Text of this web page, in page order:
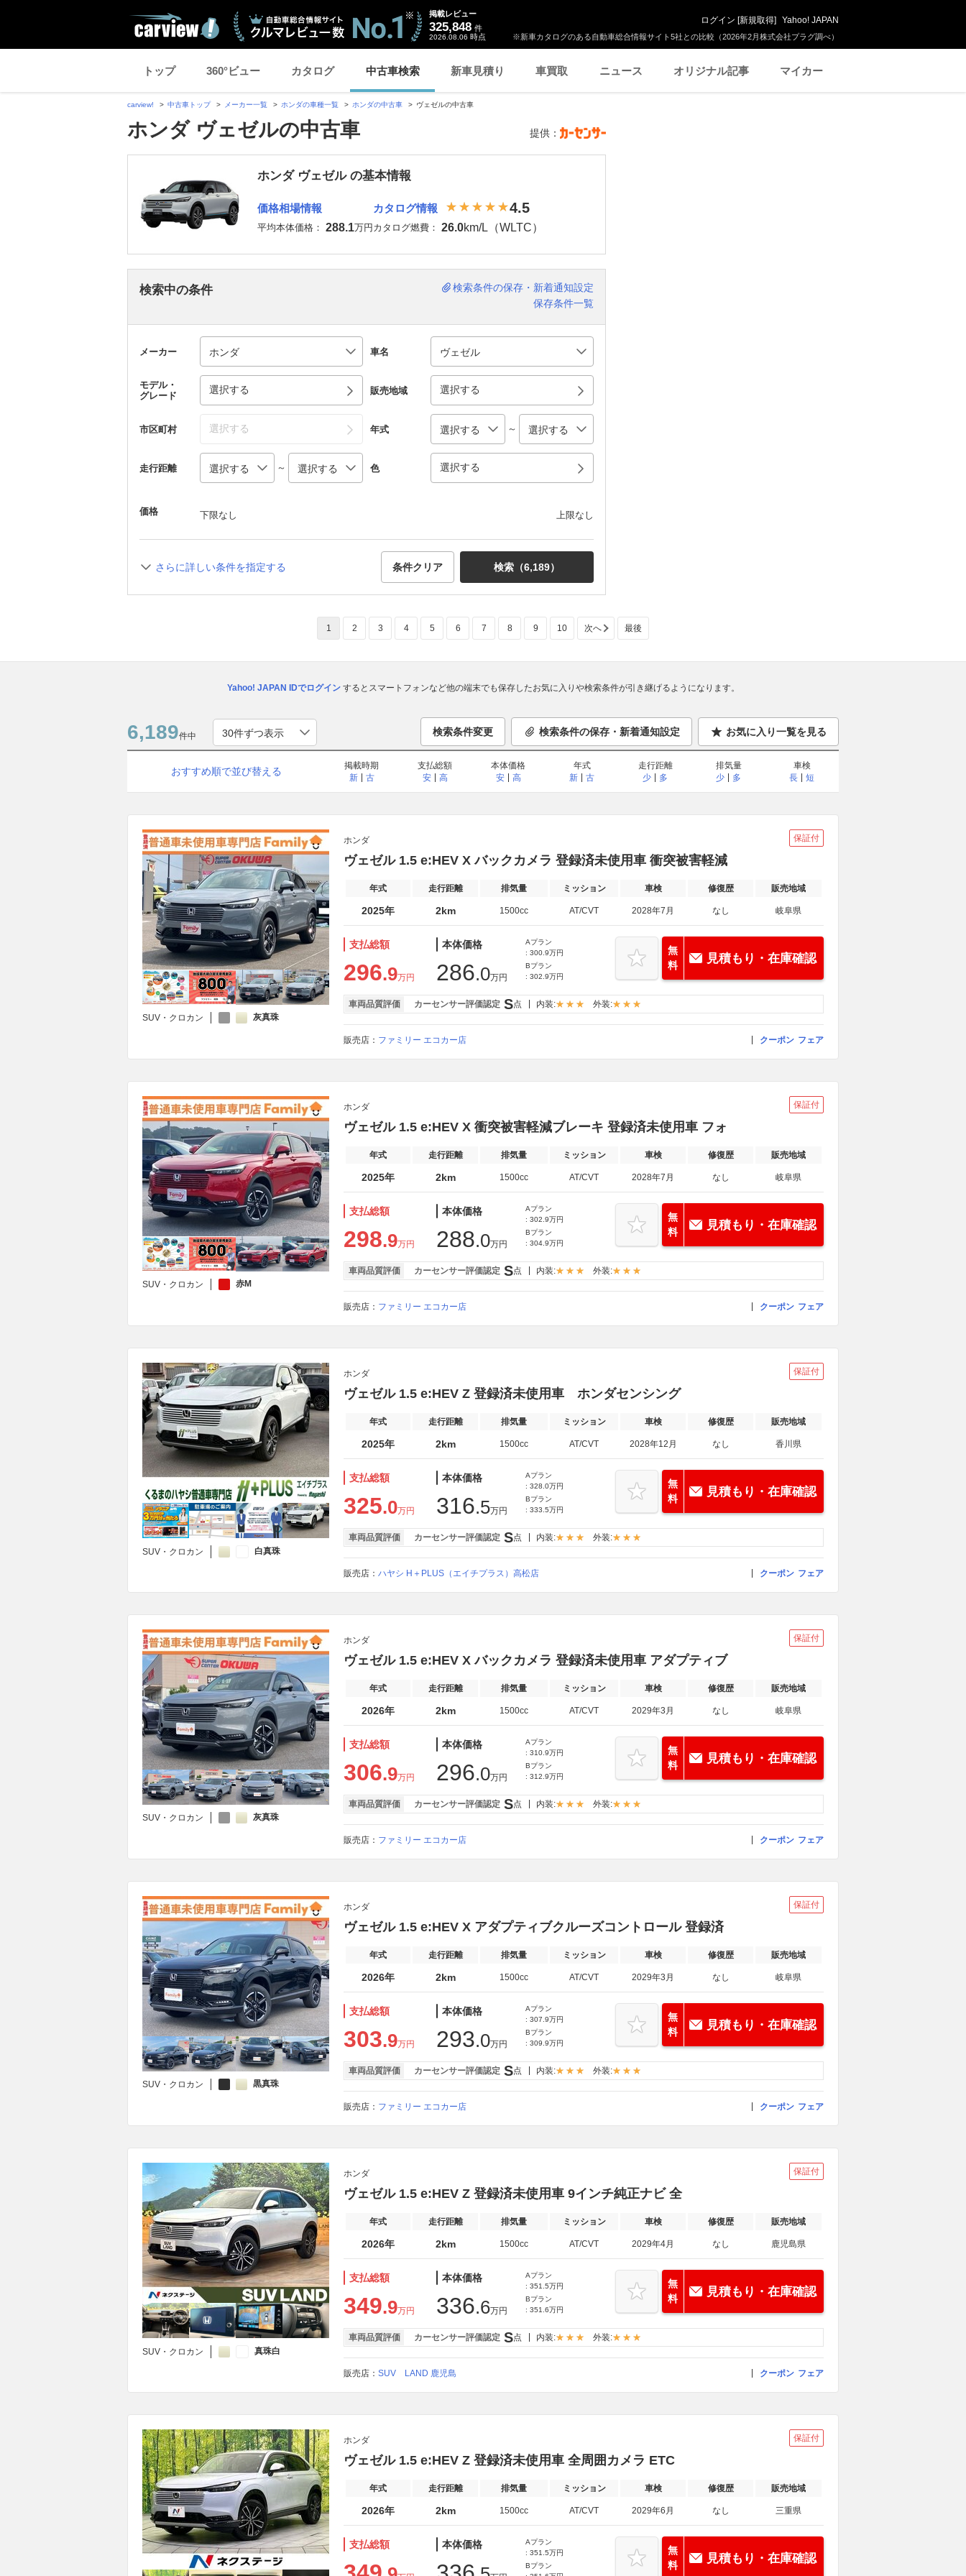
※新車カタログのある自動車総合情報サイト5社との比較（2026年2月株式会社プラグ調べ）
掲載レビュー
325,848 件
2026.08.06 時点
ログイン [新規取得] Yahoo! JAPAN
トップ 360°ビュー カタログ 中古車検索 新車見積り 車買取 ニュース オリジナル記事 マイカー
carview! 中古車トップ メーカー一覧 ホンダの車種一覧 ホンダの中古車 ヴェゼルの中古車
ホンダ ヴェゼルの中古車 提供：
ホンダ ヴェゼル の基本情報
価格相場情報
平均本体価格： 288.1万円
カタログ情報 4.5
カタログ燃費： 26.0km/L（WLTC）
検索中の条件
検索条件の保存・新着通知設定
保存条件一覧
メーカー 車名
モデル・
グレード
選択する 販売地域 選択する
市区町村 選択する 年式 ～
走行距離 ～ 色 選択する
価格 下限なし 上限なし
さらに詳しい条件を指定する 条件クリア 検索（6,189）
1 2 3 4 5 6 7 8 9 10 次へ 最後
Yahoo! JAPAN IDでログインするとスマートフォンなど他の端末でも保存したお気に入りや検索条件が引き継げるようになります。
6,189件中 検索条件変更 検索条件の保存・新着通知設定 お気に入り一覧を見る
おすすめ順で並び替える
掲載時期
新
古
支払総額
安
高
本体価格
安
高
年式
新
古
走行距離
少
多
排気量
少
多
車検
長
短
SUV・クロカン 灰真珠
ホンダ 保証付
ヴェゼル 1.5 e:HEV X バックカメラ 登録済未使用車 衝突被害軽減
年式 走行距離 排気量 ミッション 車検 修復歴 販売地域
2025年 2km 1500cc AT/CVT 2028年7月 なし 岐阜県
支払総額
296.9万円
本体価格
286.0万円
Aプラン
: 300.9万円
Bプラン
: 302.9万円
無
料
見積もり・在庫確認
車両品質評価 カーセンサー評価認定 S点 内装: 外装:
販売店： ファミリー エコカー店 クーポン フェア
SUV・クロカン 赤M
ホンダ 保証付
ヴェゼル 1.5 e:HEV X 衝突被害軽減ブレーキ 登録済未使用車 フォ
年式 走行距離 排気量 ミッション 車検 修復歴 販売地域
2025年 2km 1500cc AT/CVT 2028年7月 なし 岐阜県
支払総額
298.9万円
本体価格
288.0万円
Aプラン
: 302.9万円
Bプラン
: 304.9万円
無
料
見積もり・在庫確認
車両品質評価 カーセンサー評価認定 S点 内装: 外装:
販売店： ファミリー エコカー店 クーポン フェア
SUV・クロカン 白真珠
ホンダ 保証付
ヴェゼル 1.5 e:HEV Z 登録済未使用車 ホンダセンシング
年式 走行距離 排気量 ミッション 車検 修復歴 販売地域
2025年 2km 1500cc AT/CVT 2028年12月 なし 香川県
支払総額
325.0万円
本体価格
316.5万円
Aプラン
: 328.0万円
Bプラン
: 333.5万円
無
料
見積もり・在庫確認
車両品質評価 カーセンサー評価認定 S点 内装: 外装:
販売店： ハヤシ H＋PLUS（エイチプラス）高松店 クーポン フェア
SUV・クロカン 灰真珠
ホンダ 保証付
ヴェゼル 1.5 e:HEV X バックカメラ 登録済未使用車 アダプティブ
年式 走行距離 排気量 ミッション 車検 修復歴 販売地域
2026年 2km 1500cc AT/CVT 2029年3月 なし 岐阜県
支払総額
306.9万円
本体価格
296.0万円
Aプラン
: 310.9万円
Bプラン
: 312.9万円
無
料
見積もり・在庫確認
車両品質評価 カーセンサー評価認定 S点 内装: 外装:
販売店： ファミリー エコカー店 クーポン フェア
SUV・クロカン 黒真珠
ホンダ 保証付
ヴェゼル 1.5 e:HEV X アダプティブクルーズコントロール 登録済
年式 走行距離 排気量 ミッション 車検 修復歴 販売地域
2026年 2km 1500cc AT/CVT 2029年3月 なし 岐阜県
支払総額
303.9万円
本体価格
293.0万円
Aプラン
: 307.9万円
Bプラン
: 309.9万円
無
料
見積もり・在庫確認
車両品質評価 カーセンサー評価認定 S点 内装: 外装:
販売店： ファミリー エコカー店 クーポン フェア
SUV・クロカン 真珠白
ホンダ 保証付
ヴェゼル 1.5 e:HEV Z 登録済未使用車 9インチ純正ナビ 全
年式 走行距離 排気量 ミッション 車検 修復歴 販売地域
2026年 2km 1500cc AT/CVT 2029年4月 なし 鹿児島県
支払総額
349.9万円
本体価格
336.6万円
Aプラン
: 351.5万円
Bプラン
: 351.6万円
無
料
見積もり・在庫確認
車両品質評価 カーセンサー評価認定 S点 内装: 外装:
販売店： SUV LAND 鹿児島 クーポン フェア
ホンダ 保証付
ヴェゼル 1.5 e:HEV Z 登録済未使用車 全周囲カメラ ETC
年式 走行距離 排気量 ミッション 車検 修復歴 販売地域
2026年 2km 1500cc AT/CVT 2029年6月 なし 三重県
支払総額 本体価格
Aプラン
: 351.5万円
Bプラン
無
料
見積もり・在庫確認